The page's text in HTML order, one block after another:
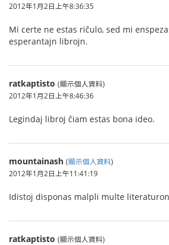
2012年1月2日上午8:36:35
Mi certe ne estas riĉulo, sed mi
esperantajn librojn.
ratkaptisto (顯示個人資料)
2012年1月2日上午8:46:36
Legindaj libroj ĉiam estas bona ideo.
mountainash (顯示個人資料)
2012年1月2日上午11:41:19
Idistoj disponas malpli multe
ratkaptisto (顯示個人資料)